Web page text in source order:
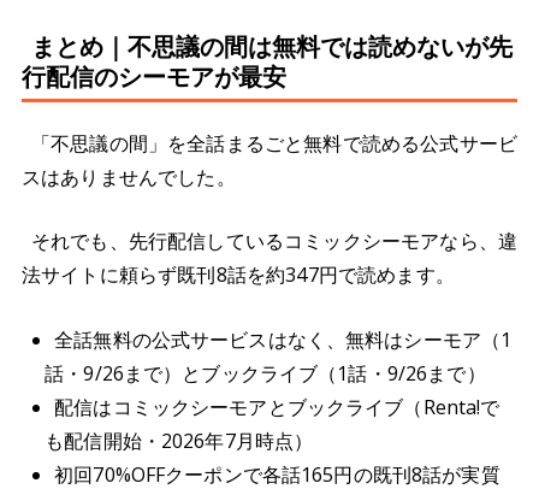
まとめ｜不思議の間は無料では読めないが先
行配信のシーモアが最安
「不思議の間」を全話まるごと無料で読める公式サービ
スはありませんでした。
それでも、先行配信しているコミックシーモアなら、違
法サイトに頼らず既刊8話を約347円で読めます。
全話無料の公式サービスはなく、無料はシーモア（1
話・9/26まで）とブックライブ（1話・9/26まで）
配信はコミックシーモアとブックライブ（Renta!で
も配信開始・2026年7月時点）
初回70%OFFクーポンで各話165円の既刊8話が実質